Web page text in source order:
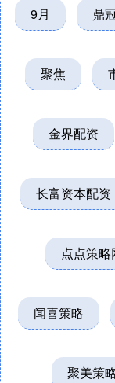
9月 鼎
聚焦
金界配资
长富资本配资
点点策略
闻喜策略
聚美策